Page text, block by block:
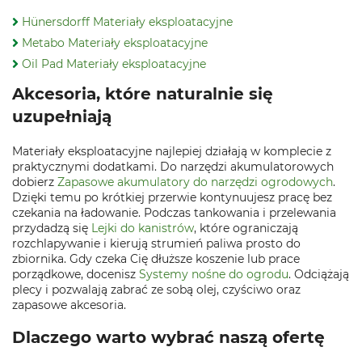
Hünersdorff Materiały eksploatacyjne
Metabo Materiały eksploatacyjne
Oil Pad Materiały eksploatacyjne
Akcesoria, które naturalnie się
uzupełniają
Materiały eksploatacyjne najlepiej działają w komplecie z
praktycznymi dodatkami. Do narzędzi akumulatorowych
dobierz Zapasowe akumulatory do narzędzi ogrodowych.
Dzięki temu po krótkiej przerwie kontynuujesz pracę bez
czekania na ładowanie. Podczas tankowania i przelewania
przydadzą się Lejki do kanistrów, które ograniczają
rozchlapywanie i kierują strumień paliwa prosto do
zbiornika. Gdy czeka Cię dłuższe koszenie lub prace
porządkowe, docenisz Systemy nośne do ogrodu. Odciążają
plecy i pozwalają zabrać ze sobą olej, czyściwo oraz
zapasowe akcesoria.
Dlaczego warto wybrać naszą ofertę